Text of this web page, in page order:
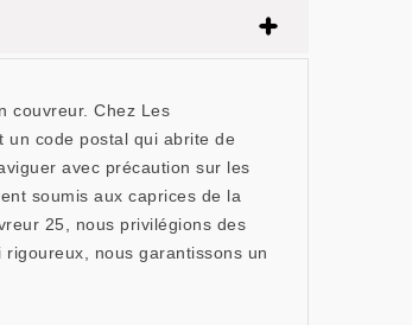
couvreur. Chez Les
un code postal qui abrite de
avec précaution sur les
soumis aux caprices de la
25, nous privilégions des
nous garantissons un